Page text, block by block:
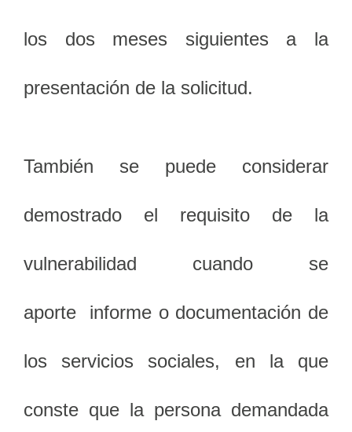
los dos meses siguientes a la
presentación de la solicitud.
También se puede considerar
demostrado el requisito de la
vulnerabilidad cuando se
aporte informe o documentación de
los servicios sociales, en la que
conste que la persona demandada